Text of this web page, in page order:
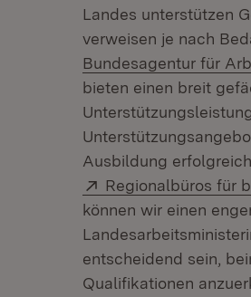
Landes unterstützen
verweisen je nach
Bundesagentur für
bieten einen breit
Ausbildung
Extern:
Regionalbüros für
können wir einen
entscheidend sein,
Qualifikationen